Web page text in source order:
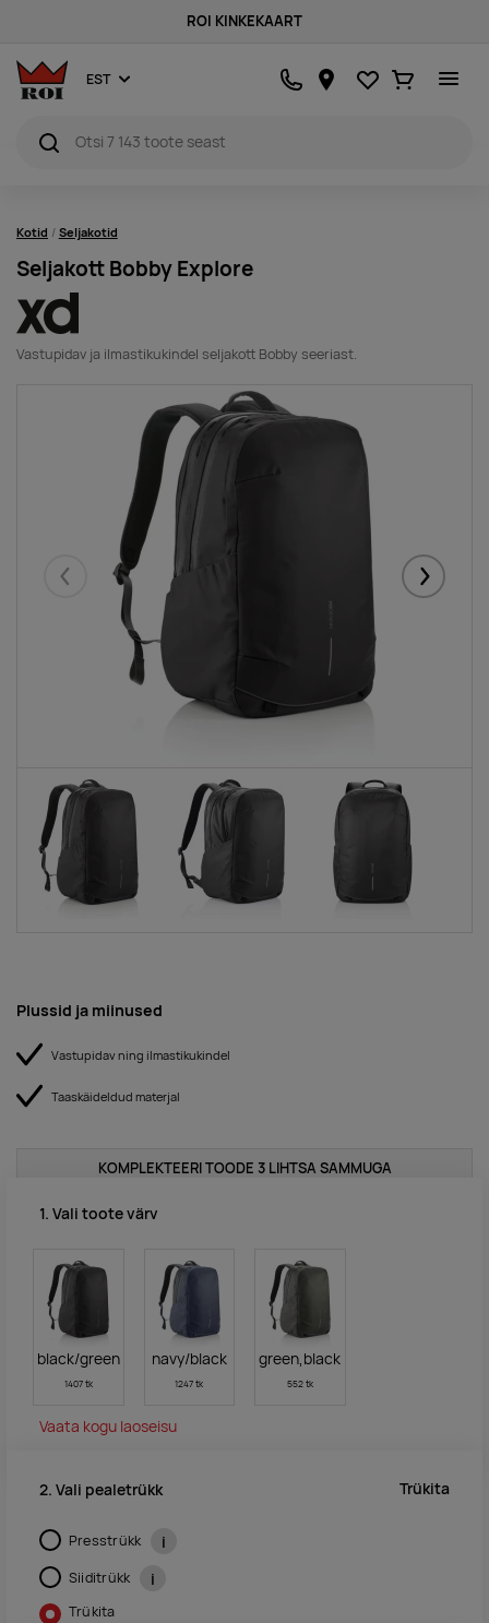
ROI KINKEKAART
EST Lemmikud
Ostukorv
Kotid Seljakotid
Seljakott Bobby Explore
Vastupidav ja ilmastikukindel seljakott Bobby seeriast.
Eelmised
Plussid ja miinused
Vastupidav ning ilmastikukindel
Taaskäideldud materjal
KOMPLEKTEERI TOODE 3 LIHTSA SAMMUGA
1. Vali toote värv
black/green
1407 tk
navy/black
1247 tk
green,black
552 tk
Vaata kogu laoseisu
2. Vali pealetrükk Trükita
Presstrükk i
Siiditrükk i
Trükita